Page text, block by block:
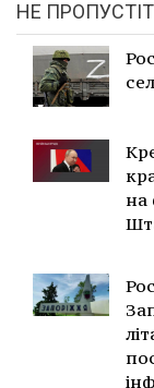
НЕ
на